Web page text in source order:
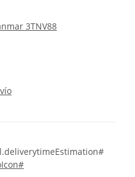
3TNV88